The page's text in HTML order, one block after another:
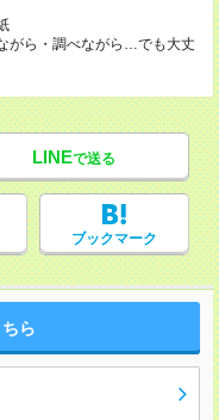
がら・調べながら…でも大丈
LINEで送る
ブックマーク
ら